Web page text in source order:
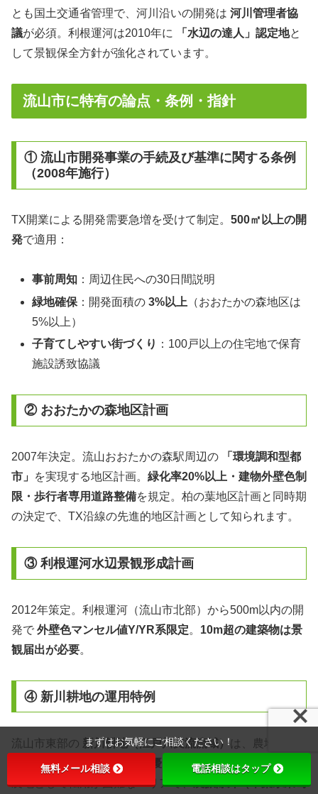
とも国土交通省管理で、河川沿いの開発は 河川管理者協
議が必須。利根運河は2010年に 「水辺の達人」認定地と
して景観保全方針が強化されています。
流山市に特有の論点・条例・指針
① 流山市開発事業の手続及び基準に関する条例
（2008年施行）
TX開業による開発需要急増を受けて制定。 500㎡以上の開
発で適用：
事前周知 ：周辺住民への30日間説明
緑地確保 ：開発面積の3%以上 （おおたかの森地区は
5%以上）
子育てしやすい街づくり ：100戸以上の住宅地で保育
施設誘致協議
② おおたかの森地区計画
2007年決定。流山おおたかの森駅周辺の
「環境調和型都
市」
を実現する地区計画。 緑化率20%以上・建物外壁色制
限・歩行者専用道路整備を規定。柏の葉地区計画と同時期
の決定で、TX沿線の先進的地区計画として知られます。
③ 利根運河水辺景観形成計画
2012年策定。利根運河（流山市北部）から500m以内の開
発で 外壁色マンセル値Y/YR系限定。 10m超の建築物は景
観届出が必要。
④ 新川耕地の運用特例
流山市東部の 新川耕地（江戸川支流流域）は、農地転
用・開発許可案件で「集団優良農地」判定が頻発。第1種
農地として転用が困難なエリアで、農振除外（千葉県東葛
まずはお気軽にご相談ください！
無料メール相談 電話相談はタップ